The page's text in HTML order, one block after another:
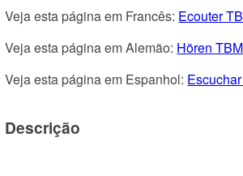
Veja esta página em Francês: Ecouter
Veja esta página em Alemão: Hören
Veja esta página em Espanhol:
Descrição